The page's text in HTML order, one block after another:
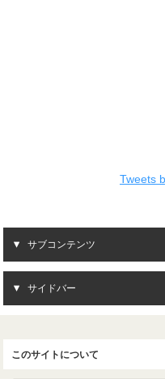
Tweets
サブコンテンツ
サイドバー
このサイトについて